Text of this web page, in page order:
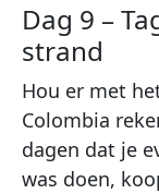
Dag 9 –
strand
Hou er met
Colombia
dagen dat je
was doen,